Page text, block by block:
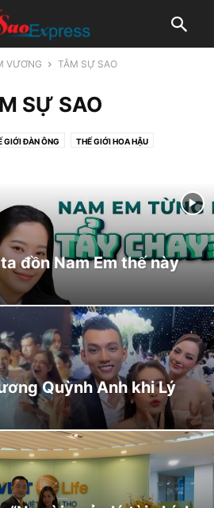
VƯƠNG TÂM SỰ SAO
SỰ SAO
GIỚI ĐÀN ÔNG THẾ GIỚI HOA HẬU
đồn Nam Em thế này
Quỳnh Anh khi Lý